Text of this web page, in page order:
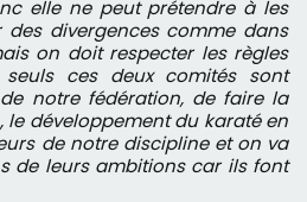
elle ne peut prétendre à les
divergences comme dans
on doit respecter les règles
ces deux comités sont
notre fédération, de faire la
le développement du karaté en
de notre discipline et on va
de leurs ambitions car ils font